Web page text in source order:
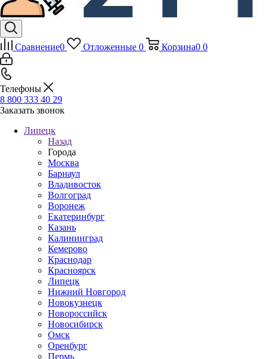
Сравнение0 Отложенные 0 Корзина0 0
Телефоны
8 800 333 40 29
Заказать звонок
Липецк
Назад
Города
Москва
Барнаул
Владивосток
Волгоград
Воронеж
Екатеринбург
Казань
Калининград
Кемерово
Краснодар
Красноярск
Липецк
Нижний Новгород
Новокузнецк
Новороссийск
Новосибирск
Омск
Оренбург
Пермь